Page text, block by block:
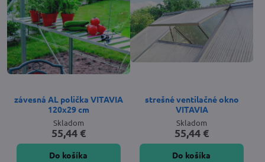
závesná AL polička VITAVIA
120x29 cm
Skladom
55,44 €
Do košíka
strešné ventilačné okno
VITAVIA
Skladom
55,44 €
Do košíka